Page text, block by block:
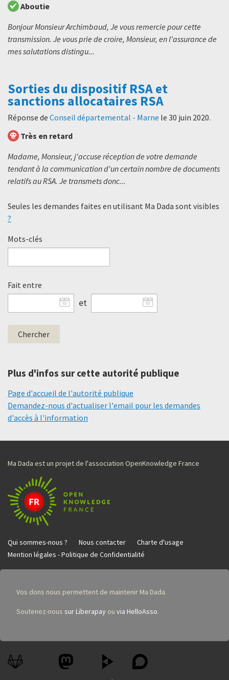
Aboutie
Bonjour Monsieur Archimbaud, Je vous remercie pour cette
transmission. Je vous prie de croire, Monsieur, en l'assurance de
mes salutations distingu...
Sorties du dispositif RSA et
sanctions allocataires RSA
Réponse de Conseil départemental - Marne le 30 juin 2020.
Très en retard
Madame, Monsieur, j'accuse réception de votre demande
tendant à la communication d'un certain nombre de documents
relatifs au RSA. Je transmets donc...
Seules les demandes faites en utilisant Ma Dada sont visibles
?
Mots-clés
Fait entre
et
Plus d'infos sur cette autorité publique
Page d'accueil de l'autorité publique
Demandez-nous d'actualiser l'email pour les demandes
d'accès à l'information
Ma Dada est un projet de l'association OpenKnowledge France
Qui sommes-nous ? Nous contacter
Charte d'usage
Mention légales - Politique de Confidentialité
Vos dons nous permettent de maintenir Ma Dada.
Soutenez-nous sur Liberapay ou via HelloAsso.